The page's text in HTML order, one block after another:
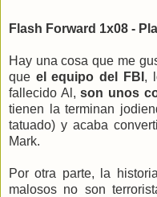
Flash Forward 1x08 -
Hay una cosa que me
que el equipo del FBI ,
fallecido Al,son unos
tienen la terminan
tatuado) y acaba
Mark.
Por otra parte, la
malosos no son